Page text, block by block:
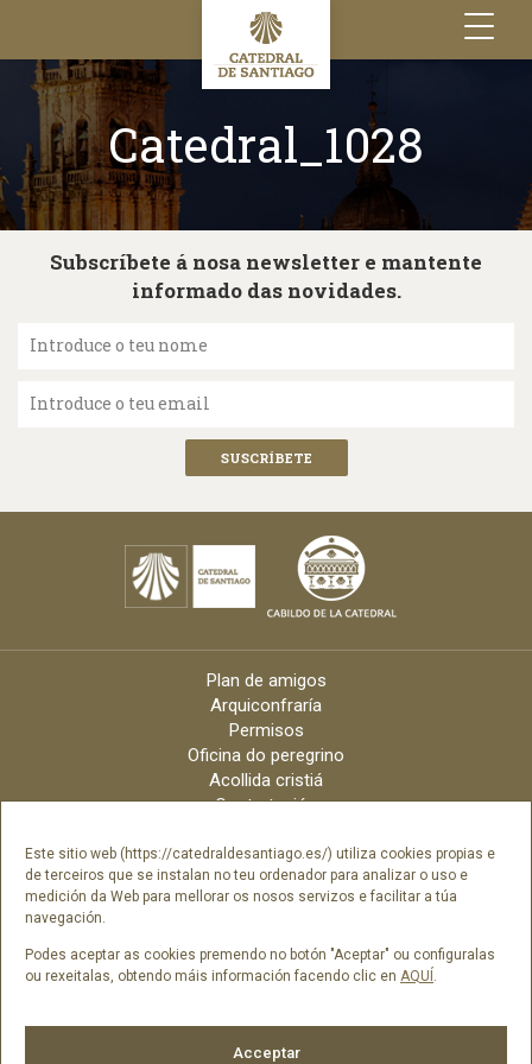
Este sitio web (https://catedraldesantiago.es/) utiliza cookies propias e
de terceiros que se instalan no teu ordenador para analizar o uso e
medición da Web para mellorar os nosos servizos e facilitar a túa
navegación.
Podes aceptar as cookies premendo no botón "Aceptar" ou configuralas
ou rexeitalas, obtendo máis información facendo clic en AQUÍ.
Acceptar
Toggle
navigation
Catedral_1028
Subscríbete á nosa newsletter e mantente
informado das novidades.
Introduce o teu nome
Introduce o teu email
Plan de amigos
Arquiconfraría
Permisos
Oficina do peregrino
Acollida cristiá
Contratación
Arquidiócese
Créditos
Catálogo Dixital